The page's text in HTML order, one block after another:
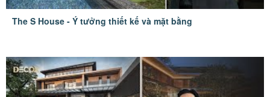
The S House - Ý tưởng thiết kế và mặt bằng